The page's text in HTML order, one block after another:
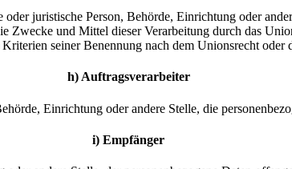
juristische Person, Behörde, Einrichtung oder
Zwecke und Mittel dieser Verarbeitung durch das
seiner Benennung nach dem Unionsrecht oder
h) Auftragsverarbeiter
Einrichtung oder andere Stelle, die
i) Empfänger